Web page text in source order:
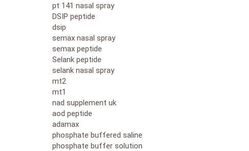
pt 141 nasal spray
DSIP peptide
dsip
semax nasal spray
semax peptide
Selank peptide
selank nasal spray
mt2
mt1
nad supplement uk
aod peptide
adamax
phosphate buffered saline
phosphate buffer solution